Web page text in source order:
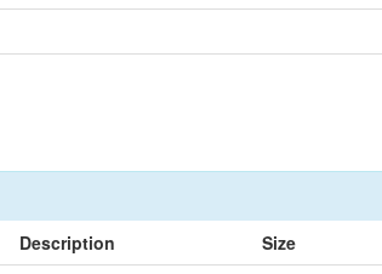
Description Size